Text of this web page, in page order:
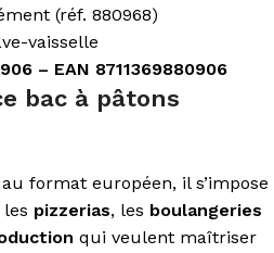
(réf. 880968)
vaisselle
– EAN 8711369880906
bac à pâtons
format européen, il s’impose
les pizzerias, les boulangeries
qui veulent maîtriser